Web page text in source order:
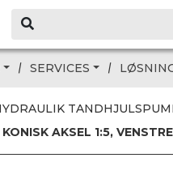
SERVICES
AKSEL 1:5, VENSTRE